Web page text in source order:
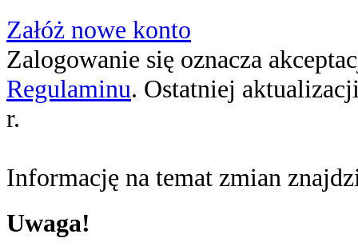
Załóż nowe konto
Zalogowanie się oznacza
Regulaminu. Ostatniej
r.
Informację na temat zmian
Uwaga!